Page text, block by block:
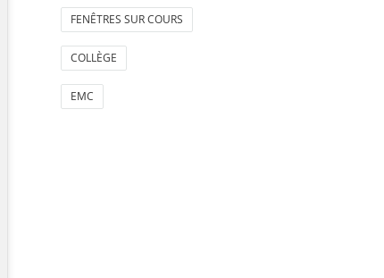
FENÊTRES SUR COURS
COLLÈGE
EMC